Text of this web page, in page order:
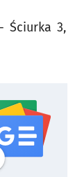
Ściurka 3,
google news